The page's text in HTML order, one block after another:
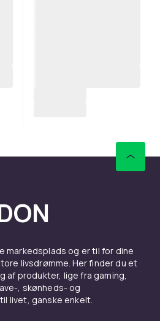
markedsplads og er til for dine
livsdrømme. Her finder du et
af produkter, lige fra gaming,
, skønheds- og
livet, ganske enkelt.